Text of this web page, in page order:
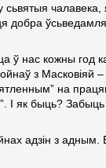
чалавека,
добра
ў нас кожны год
з Масковіяй
на
І як быць?
адзін з адным.